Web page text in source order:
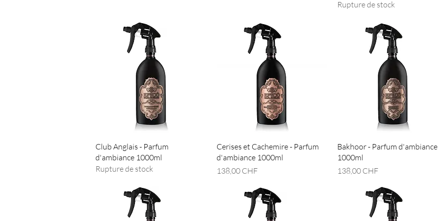
Rupture de stock
Aperçu rapide
Club Anglais - Parfum
d'ambiance 1000ml
Rupture de stock
Aperçu rapide
Cerises et Cachemire - Parfum
d'ambiance 1000ml
Prix
138,00 CHF
Aperçu rapide
Bakhoor - Parfum d'ambiance
1000ml
Prix
138,00 CHF